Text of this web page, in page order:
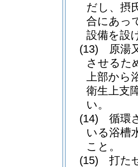
だし、摂
合にあっ
設備を設
(13)
原湯
させるた
上部から
衛生上支
い。
(14)
循環
いる浴槽
こと。
(15)
打た